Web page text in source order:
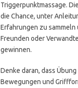
Triggerpunktmassage.
die Chance, unter
Erfahrungen zu
Freunden oder
gewinnen.
Denke daran, dass
Bewegungen und